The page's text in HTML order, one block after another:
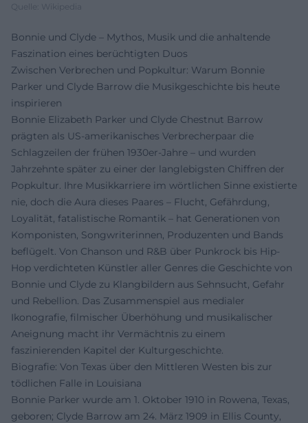
Quelle: Wikipedia
Bonnie und Clyde – Mythos, Musik und die anhaltende
Faszination eines berüchtigten Duos
Zwischen Verbrechen und Popkultur: Warum Bonnie
Parker und Clyde Barrow die Musikgeschichte bis heute
inspirieren
Bonnie Elizabeth Parker und Clyde Chestnut Barrow
prägten als US-amerikanisches Verbrecherpaar die
Schlagzeilen der frühen 1930er-Jahre – und wurden
Jahrzehnte später zu einer der langlebigsten Chiffren der
Popkultur. Ihre Musikkarriere im wörtlichen Sinne existierte
nie, doch die Aura dieses Paares – Flucht, Gefährdung,
Loyalität, fatalistische Romantik – hat Generationen von
Komponisten, Songwriterinnen, Produzenten und Bands
beflügelt. Von Chanson und R&B über Punkrock bis Hip-
Hop verdichteten Künstler aller Genres die Geschichte von
Bonnie und Clyde zu Klangbildern aus Sehnsucht, Gefahr
und Rebellion. Das Zusammenspiel aus medialer
Ikonografie, filmischer Überhöhung und musikalischer
Aneignung macht ihr Vermächtnis zu einem
faszinierenden Kapitel der Kulturgeschichte.
Biografie: Von Texas über den Mittleren Westen bis zur
tödlichen Falle in Louisiana
Bonnie Parker wurde am 1. Oktober 1910 in Rowena, Texas,
geboren; Clyde Barrow am 24. März 1909 in Ellis County,